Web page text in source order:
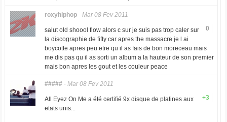
roxyhiphop- Mar 08 Fev 2011
0
salut old shoool flow alors c sur je suis pas trop caler sur
la discographie de fifty car apres the massacre je l ai
boycotte apres peu etre qu il as fais de bon moreceau mais
me dis pas qu il as sorti un album a la hauteur de son premier
mais bon apres les gout et les couleur peace
#####- Mar 08 Fev 2011
+3
All Eyez On Me a été certifié 9x disque de platines aux
etats unis...